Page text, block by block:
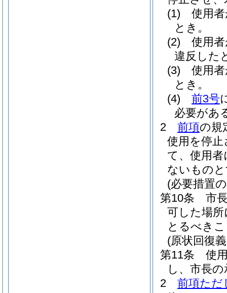
(1)
使用
とき。
(2)
使用
違反した
(3)
使用
とき。
(4)
前3号
必要があ
2
前項の規
使用を停
て、使用
ないもの
(必要措置
第10条
市
可した場
とるべき
(原状回復
第11条
使
し、市長
2
前項ただ